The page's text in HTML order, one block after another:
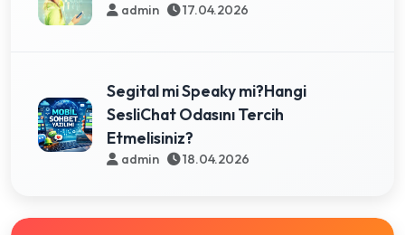
admin 17.04.2026
Segital mi Speaky mi?Hangi
SesliChat Odasını Tercih
Etmelisiniz?
admin 18.04.2026